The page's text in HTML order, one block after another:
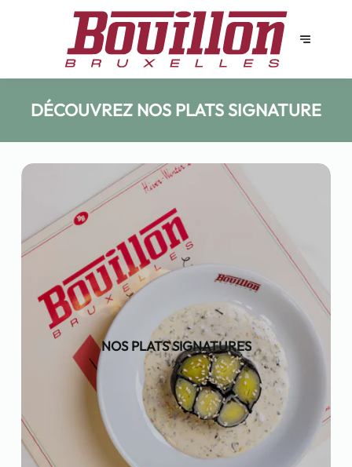
DÉCOUVREZ NOS PLATS SIGNATURE
NOS PLATS SIGNATURES